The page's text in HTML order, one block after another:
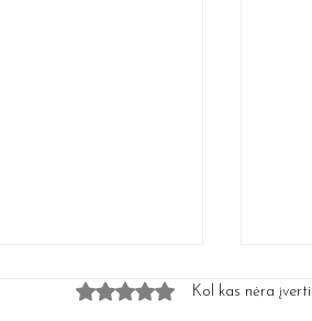
Įvertinta 0 iš 5Kol kas nėra